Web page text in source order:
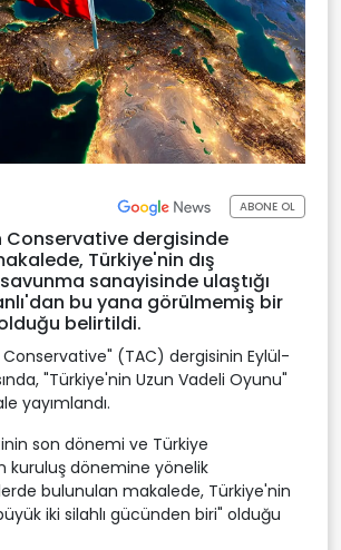
ABONE OL
Conservative dergisinde
Türkiye'nin dış
sanayisinde ulaştığı
bu yana görülmemiş bir
belirtildi.
(TAC) dergisinin Eylül-
"Türkiye'nin Uzun Vadeli Oyunu"
yayımlandı.
son dönemi ve Türkiye
kuruluş dönemine yönelik
bulunulan makalede, Türkiye'nin
iki silahlı gücünden biri" olduğu